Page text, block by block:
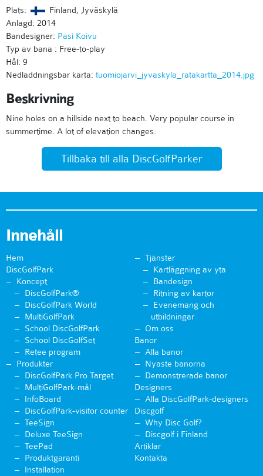
Plats:
Finland, Jyväskylä
Anlagd: 2014
Bandesigner: Pasi Koivu
Typ av bana : Free-to-play
Hål: 9
Nedladdningsbar karta: tuomiojarvi_jyvaskyla_ratakartta_2014.jpg
Beskrivning
Nine holes on a hillside next to beach. Very popular course in
summertime. A lot of elevation changes.
Tillbaka till alla DiscGolfParker
Innehåll
Hem
DiscGolfPark
Koncept
DiscGolfPark®
DiscGolfPark World
MultiGolfPark
School DiscGolfPark
School DiscGolfSet
Retee program
Produkter
DiscGolfPark Pro Target
MultiGolfPark-mål
InfoBoard
DiscGolfPark-visitor counter
TeeSign
Deluxe TeeSign
TeePad
Produktgaranti
Installation
Tjänster
Kartläggning av yta
Bandesign
Ritning av kartor
Evenemang och
utbildningar
Om oss
Banor
Alla banor
Nyaste banorna
Demonstrerade banor
Designers
Alla DiscGolfPark-designers
Discgolf
Why Disc Golf?
Discgolf i Finland
Artiklar
Kontakta